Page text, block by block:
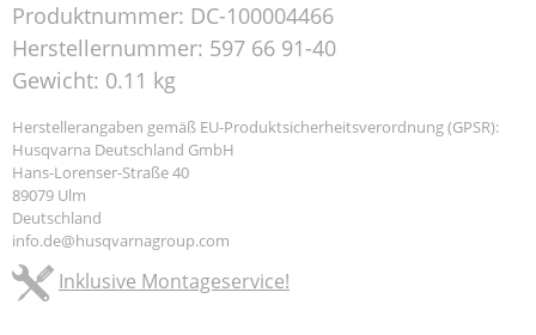
Produktnummer: DC-100004466
Herstellernummer: 597 66 91-40
Gewicht: 0.11 kg
Herstellerangaben gemäß EU-Produktsicherheitsverordnung (GPSR):
Husqvarna Deutschland GmbH
Hans-Lorenser-Straße 40
89079 Ulm
Deutschland
info.de@husqvarnagroup.com
Inklusive Montageservice!